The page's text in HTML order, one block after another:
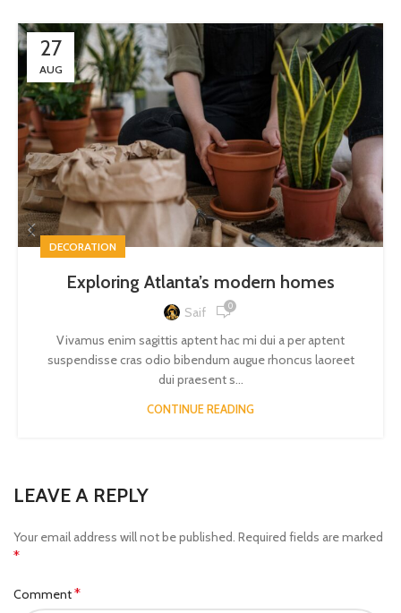
27
AUG
DECORATION
Exploring Atlanta’s modern homes
Saif 0
Vivamus enim sagittis aptent hac mi dui a per aptent
suspendisse cras odio bibendum augue rhoncus laoreet
dui praesent s...
CONTINUE READING
LEAVE A REPLY
Your email address will not be published. Required fields are marked
*
Comment*